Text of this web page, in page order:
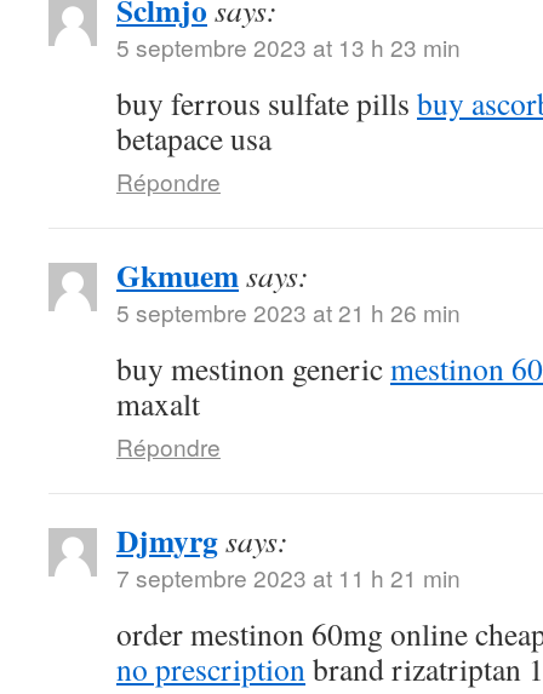
Sclmjo says:
5 septembre 2023 at 13 h 23 min
buy ferrous sulfate pills buy
betapace usa
Répondre
Gkmuemsays:
5 septembre 2023 at 21 h 26 min
buy mestinon genericmestinon
maxalt
Répondre
Djmyrgsays:
7 septembre 2023 at 11 h 21 min
order mestinon 60mg online
no prescriptionbrand rizatriptan